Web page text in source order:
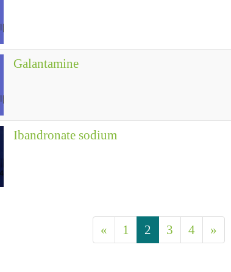
Galantamine
Ibandronate sodium
« 1 2 3 4 »